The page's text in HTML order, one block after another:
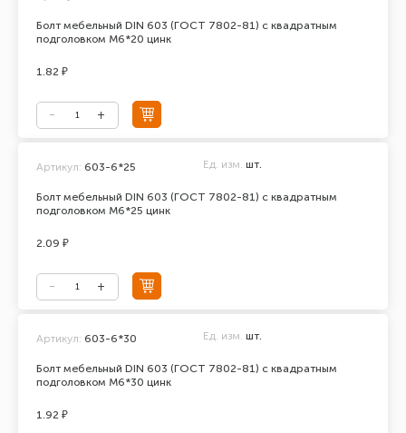
Болт мебельный DIN 603 (ГОСТ 7802-81) с квадратным
подголовком М6*20 цинк
1.82 ₽
Болт мебельный DIN 603 (ГОСТ 7802-81) с квадратным
подголовком М6*25 цинк
Артикул: 603-6*25 Ед. изм. шт.
2.09 ₽
Болт мебельный DIN 603 (ГОСТ 7802-81) с квадратным
подголовком М6*30 цинк
Артикул: 603-6*30 Ед. изм. шт.
1.92 ₽